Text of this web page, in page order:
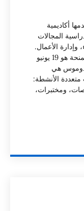
أكاديمية
المجالات
وإدارة الأعمال.
آخر موعد لتقديم طلب الحصول على المنحة هو 19 يونيو
دوموس هي
الأنشطة:
ومختبرات،